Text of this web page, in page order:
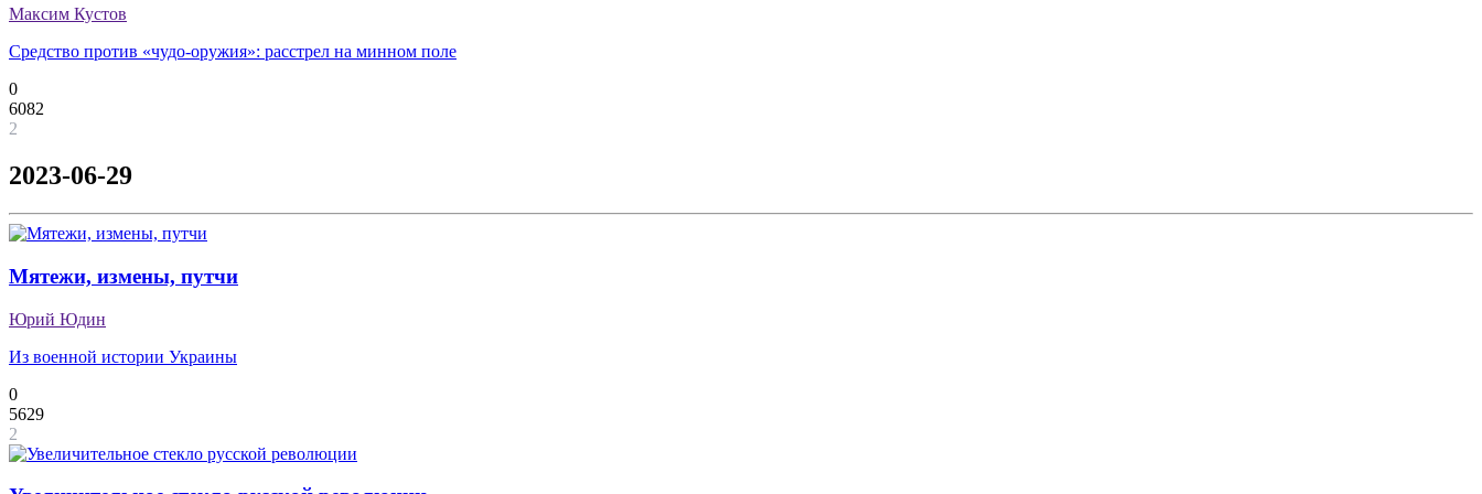
Максим Кустов
Средство против «чудо-оружия»: расстрел на минном поле
0
6082
2
2023-06-29
Мятежи, измены, путчи
Юрий Юдин
Из военной истории Украины
0
5629
2